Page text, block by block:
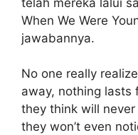
When We Were
jawabannya.
No one really
away, nothing lasts
they think will
they won’t even